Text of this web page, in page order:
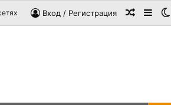
Вход / Регистрация